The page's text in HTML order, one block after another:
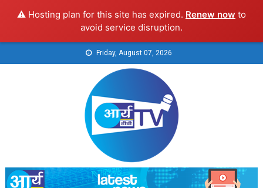
⚠️ Hosting plan for this site has expired. Renew now to
avoid service disruption.
to
Friday, August 07, 2026
Arya TV